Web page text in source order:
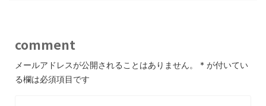
comment
メールアドレスが公開されることはありません。 * が付いてい
る欄は必須項目です